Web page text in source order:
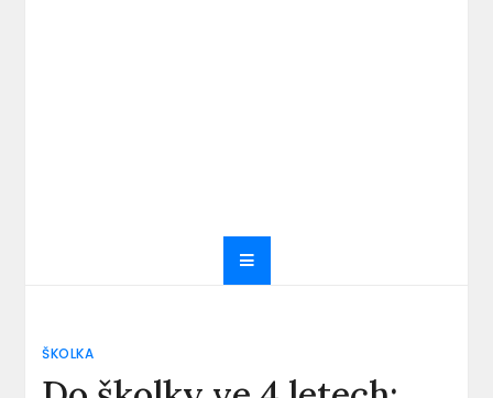
ŠKOLKA